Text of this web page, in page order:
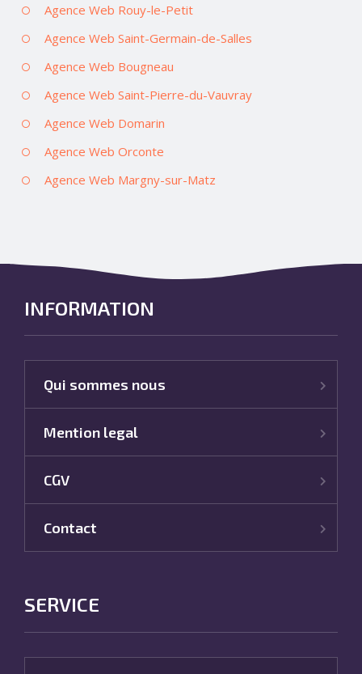
Agence Web Rouy-le-Petit
Agence Web Saint-Germain-de-Salles
Agence Web Bougneau
Agence Web Saint-Pierre-du-Vauvray
Agence Web Domarin
Agence Web Orconte
Agence Web Margny-sur-Matz
INFORMATION
Qui sommes nous
Mention legal
CGV
Contact
SERVICE